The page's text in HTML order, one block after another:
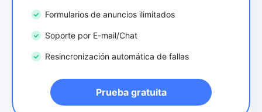
Formularios de anuncios ilimitados
Soporte por E-mail/Chat
Resincronización automática de fallas
Prueba gratuita